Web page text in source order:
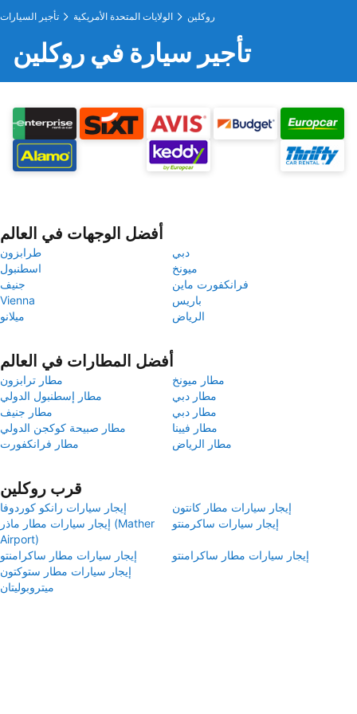
تأجير السيارات الولايات المتحدة الأمريكية روكلين
تأجير سيارة في روكلين
أفضل الوجهات في العالم
طرابزون
دبي
اسطنبول
ميونخ
جنيف
فرانكفورت ماين
Vienna
باريس
ميلانو
الرياض
أفضل المطارات في العالم
مطار ترابزون
مطار ميونخ
مطار إسطنبول الدولي
مطار دبي
مطار جنيف
مطار دبي
مطار صبيحة كوكجن الدولي
مطار فيينا
مطار فرانكفورت
مطار الرياض
قرب روكلين
إيجار سيارات رانكو كوردوفا
إيجار سيارات مطار كانتون
إيجار سيارات مطار ماذر (Mather
Airport)
إيجار سيارات ساكرمنتو
إيجار سيارات مطار ساكرامنتو
إيجار سيارات مطار ساكرامنتو
إيجار سيارات مطار ستوكتون
ميتروبوليتان